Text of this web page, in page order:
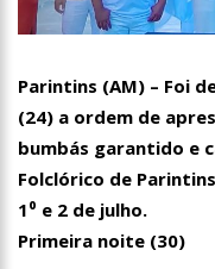
Jovem Guarda
Parintins (AM) – Foi
(24) a ordem de
bumbás garantido e
Folclórico de
1⁰ e 2 de julho.
Primeira noite (30)